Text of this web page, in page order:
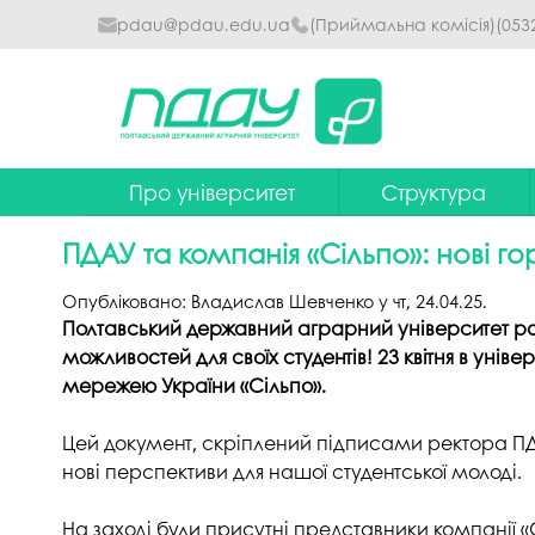
pdau@pdau.edu.ua (Приймальна комісія)
Про університет
Ректор
Досягнення
Сталий розвиток
Історія
Структура
Наглядова рада
Вчена рада
Факультети та
Коледжі
ПДАУ та компанія «Сільпо»: нові
Опубліковано: Владислав Шевченко у чт, 24.04.25.
Полтавський державний аграрний університет
можливостей для своїх студентів! 23 квітня в
мережею України «Сільпо».
Цей документ, скріплений підписами ректора
нові перспективи для нашої студентської молоді.
На заході були присутні представники